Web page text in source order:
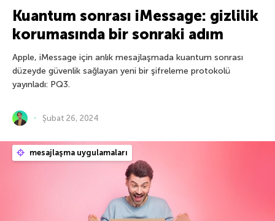
Kuantum sonrası iMessage: gizlilik
korumasında bir sonraki adım
Apple, iMessage için anlık mesajlaşmada kuantum sonrası
düzeyde güvenlik sağlayan yeni bir şifreleme protokolü
yayınladı: PQ3.
Şubat 26, 2024
mesajlaşma uygulamaları